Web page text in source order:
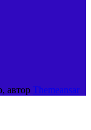
автор Themeansar